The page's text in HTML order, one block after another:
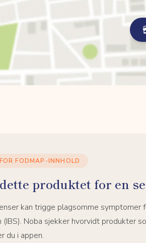
FODMAP-INNHOLD
produktet for en
kan trigge plagsomme symptomer
(IBS). Noba sjekker hvorvidt produkter
du i appen.